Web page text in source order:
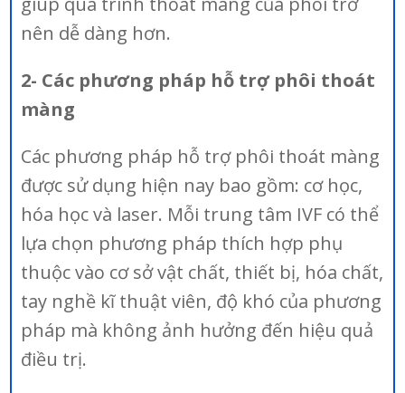
nên dễ dàng hơn.
2- Các phương pháp hỗ trợ phôi thoát
màng
Các phương pháp hỗ trợ phôi thoát màng
được sử dụng hiện nay bao gồm: cơ học,
hóa học và laser. Mỗi trung tâm IVF có thể
lựa chọn phương pháp thích hợp phụ
thuộc vào cơ sở vật chất, thiết bị, hóa chất,
tay nghề kĩ thuật viên, độ khó của phương
pháp mà không ảnh hưởng đến hiệu quả
điều trị.